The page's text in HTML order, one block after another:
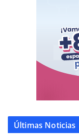
Últimas Noticias